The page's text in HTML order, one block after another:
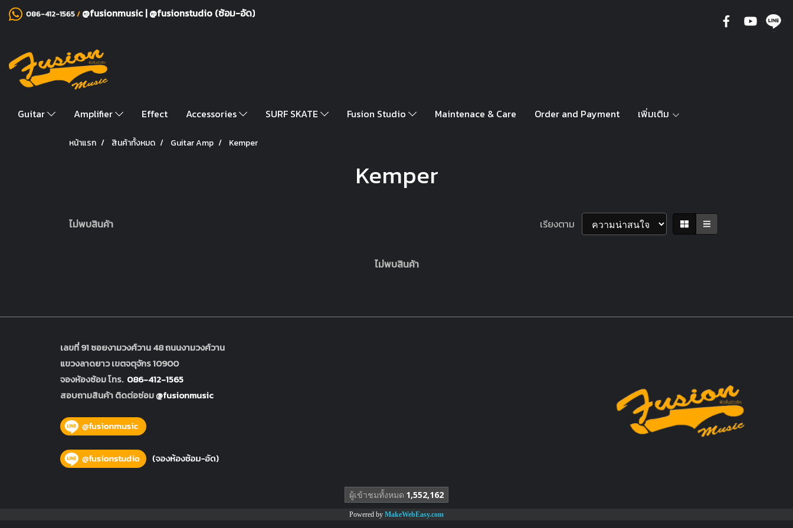
086-412-1565/ @fusionmusic|@fusionstudio (ซ้อม-อัด)
Guitar Amplifier Effect Accessories SURF SKATE Fusion Studio Maintenace & Care Order and Payment เพิ่มเติม
หน้าแรก สินค้าทั้งหมด Guitar Amp Kemper
Kemper
ไม่พบสินค้า เรียงตาม
ไม่พบสินค้า
เลขที่ 91 ซอยงามวงศ์วาน 48 ถนนงามวงศ์วาน
แขวงลาดยาว เขตจตุจักร 10900
จองห้องซ้อม โทร. 086-412-1565
สอบถามสินค้า ติดต่อซ่อม@fusionmusic
ผู้เข้าชมทั้งหมด 1,552,162
Powered by MakeWebEasy.com